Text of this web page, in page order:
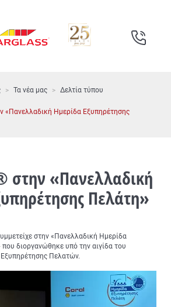
Τα νέα μας Δελτία τύπου
«Πανελλαδική Ημερίδα Εξυπηρέτησης
στην «Πανελλαδική
Πελάτη»
στην «Πανελλαδική Ημερίδα
διοργανώθηκε υπό την αιγίδα του
Εξυπηρέτησης Πελατών.